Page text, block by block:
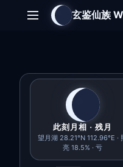
主菜单 玄鉴仙族
此刻月相 · 残月
望月湖 28.21°N 112.96°E ·
亮 18.5% · 亏